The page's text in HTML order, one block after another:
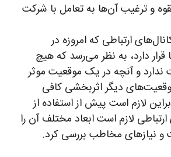
و ترغیب آن‌ها به تعامل با شرکت
ارتباطی که امروزه در
دارد، به نظر می‌رسد که هیچ
و آنچه در یک موقعیت موثر
دیگر اثربخشی کافی
لازم است پیش از استفاده از
لازم است ابعاد مختلف آن را
و نیازهای مخاطب بررسی کرد.